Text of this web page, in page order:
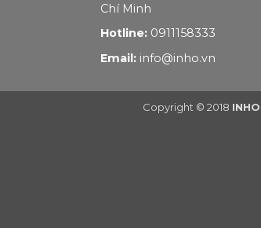
Chí Minh
Hotline: 0911158333
Email: info@inho.vn
Copyright © 2018